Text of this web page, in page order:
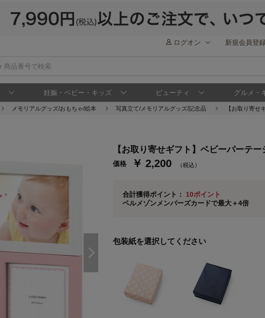
ログオン 新規会員登録
妊娠・ベビー・キッズ ビューティ グルメ・
メモリアルグッズ/おもちゃ/絵本 写真立て/メモリアルグッズ/記念品 【お取り寄せ
【お取り寄せギフト】ベビーパーテ
価格 ￥ 2,200 （税込）
合計獲得ポイント： 10ポイント
ベルメゾンメンバーズカードで最大＋4倍
ベルメゾンご優待サービスについて ベル
通常商品送料無料 返品引取無料（JCBのみ）
※メンバーズカードの加算ポイントはステージ倍率適
包装紙を選択してください